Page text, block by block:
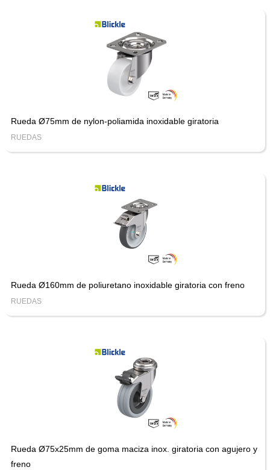
Rueda Ø75mm de nylon-poliamida inoxidable giratoria
RUEDAS
Rueda Ø160mm de poliuretano inoxidable giratoria con freno
RUEDAS
Rueda Ø75x25mm de goma maciza inox. giratoria con agujero y
freno